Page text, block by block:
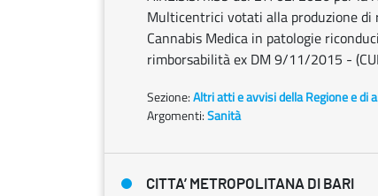
Multicentrici votati alla produzione di
Cannabis Medica in patologie
rimborsabilità ex DM 9/11/2015 -
Sezione:Altri atti e avvisi della Regione e di
Argomenti:Sanità
CITTA’ METROPOLITANA DI BARI